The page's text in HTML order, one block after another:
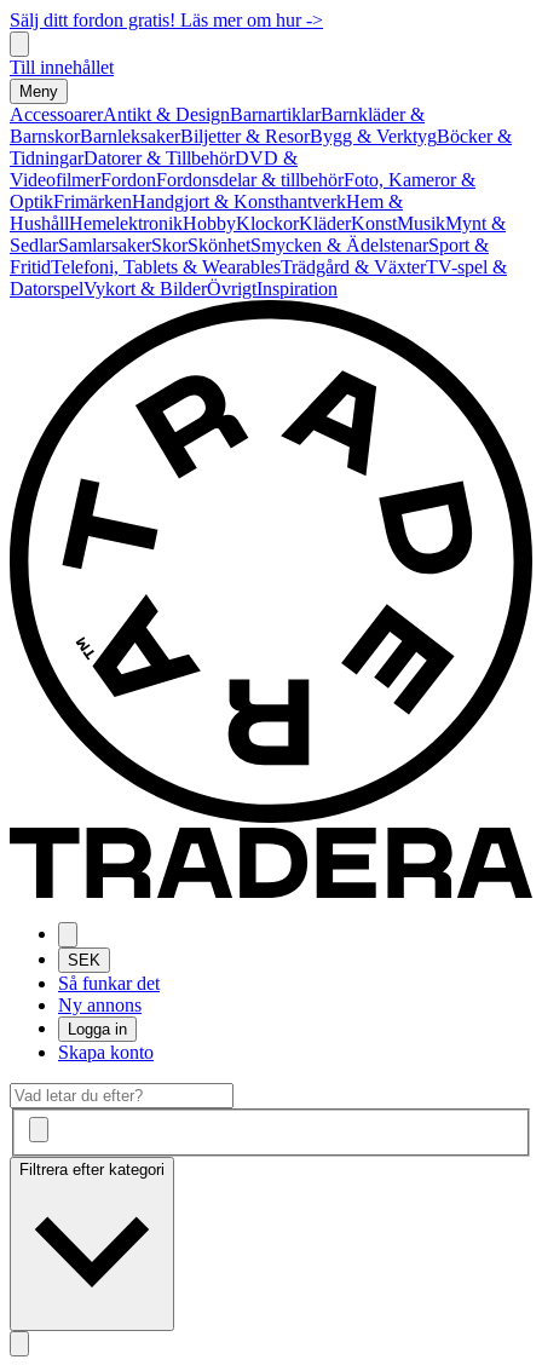
Sälj ditt fordon gratis! Läs mer om hur ->
Till innehållet
Meny
AccessoarerAntikt & DesignBarnartiklarBarnkläder &
BarnskorBarnleksakerBiljetter & ResorBygg & VerktygBöcker &
TidningarDatorer & TillbehörDVD &
VideofilmerFordonFordonsdelar & tillbehörFoto, Kameror &
OptikFrimärkenHandgjort & KonsthantverkHem &
HushållHemelektronikHobbyKlockorKläderKonstMusikMynt &
SedlarSamlarsakerSkorSkönhetSmycken & ÄdelstenarSport &
FritidTelefoni, Tablets & WearablesTrädgård & VäxterTV-spel &
DatorspelVykort & BilderÖvrigtInspiration
SEK
Så funkar det
Ny annons
Logga in
Skapa konto
Filtrera efter kategori